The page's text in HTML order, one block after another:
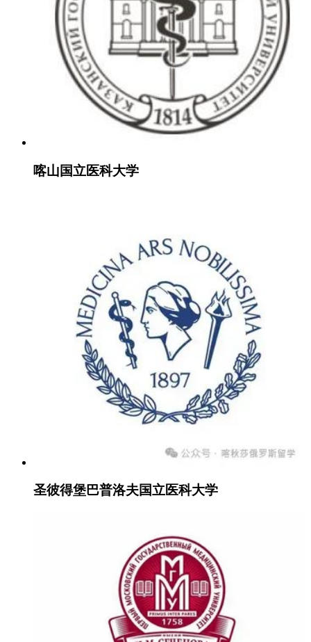
喀山国立医科大学
圣彼得堡巴普洛夫国立医科大学